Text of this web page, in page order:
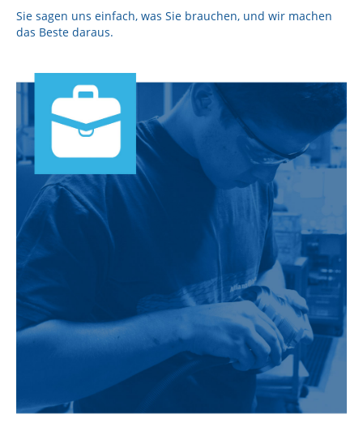
Sie sagen uns einfach, was Sie brauchen, und wir machen
das Beste daraus.